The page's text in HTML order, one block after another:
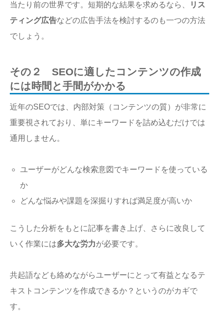
当たり前の世界です。短期的な結果を求めるなら、
リス
ティング広告などの広告手法を検討するのも一つの方法
でしょう。
その２ SEOに適したコンテンツの作成
には時間と手間がかかる
近年のSEOでは、内部対策（コンテンツの質）が非常に
重要視されており、単にキーワードを詰め込むだけでは
通用しません。
ユーザーがどんな検索意図でキーワードを使っている
か
どんな悩みや課題を深掘りすれば満足度が高いか
こうした分析をもとに記事を書き上げ、さらに改良して
いく作業には多大な労力が必要です。
共起語なども絡めながらユーザーにとって有益となるテ
キストコンテンツを作成できるか？というのがカギで
す。